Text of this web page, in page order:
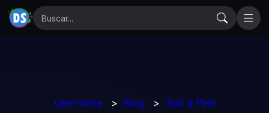
user.home > Blog > Sob a Pele